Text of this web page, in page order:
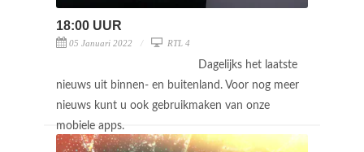
18:00 UUR
05 Januari 2022 RTL 4
Dagelijks het laatste
nieuws uit binnen- en buitenland. Voor nog meer
nieuws kunt u ook gebruikmaken van onze
mobiele apps.